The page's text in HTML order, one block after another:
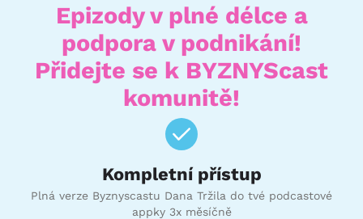
Epizody v plné délce a
podpora v podnikání!
Přidejte se k BYZNYScast
komunitě!
Kompletní přístup
Plná verze Byznyscastu Dana Tržila do tvé podcastové
appky 3x měsíčně